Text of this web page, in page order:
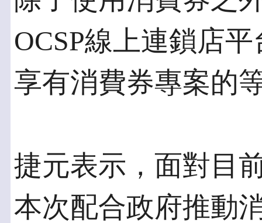
OCSP線上連鎖店
享有消費券專案的
捷元表示，面對目
本次配合政府推動